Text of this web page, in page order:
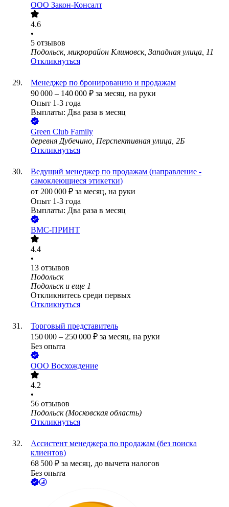
ООО Закон-Консалт
4.6
•
5 отзывов
Подольск, микрорайон Климовск, Западная улица, 11
Откликнуться
Менеджер по бронированию и продажам
90 000 – 140 000 ₽ за месяц, на руки
Опыт 1-3 года
Выплаты: Два раза в месяц
Green Club Family
деревня Дубечино, Перспективная улица, 2Б
Откликнуться
Ведущий менеджер по продажам (направление -
самоклеющиеся этикетки)
от 200 000 ₽ за месяц, на руки
Опыт 1-3 года
Выплаты: Два раза в месяц
ВМС-ПРИНТ
4.4
•
13 отзывов
Подольск
Подольск и еще 1
Откликнитесь среди первых
Откликнуться
Торговый представитель
150 000 – 250 000 ₽ за месяц, на руки
Без опыта
ООО Восхождение
4.2
•
56 отзывов
Подольск (Московская область)
Откликнуться
Ассистент менеджера по продажам (без поиска
клиентов)
68 500 ₽ за месяц, до вычета налогов
Без опыта